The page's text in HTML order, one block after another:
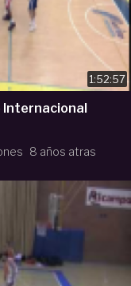
1:52:57
Internacional
8 años atras